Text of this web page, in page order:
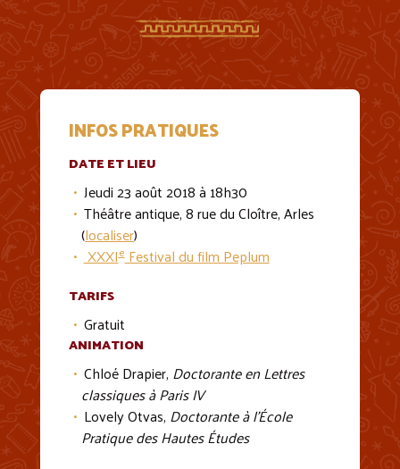
INFOS PRATIQUES
DATE ET LIEU
Jeudi 23 août 2018 à 18h30
Théâtre antique, 8 rue du Cloître, Arles
(localiser)
XXXIeFestival du film Peplum
TARIFS
Gratuit
ANIMATION
Chloé Drapier, Doctorante en Lettres
classiques à Paris IV
Lovely Otvas, Doctorante à l’École
Pratique des Hautes Études